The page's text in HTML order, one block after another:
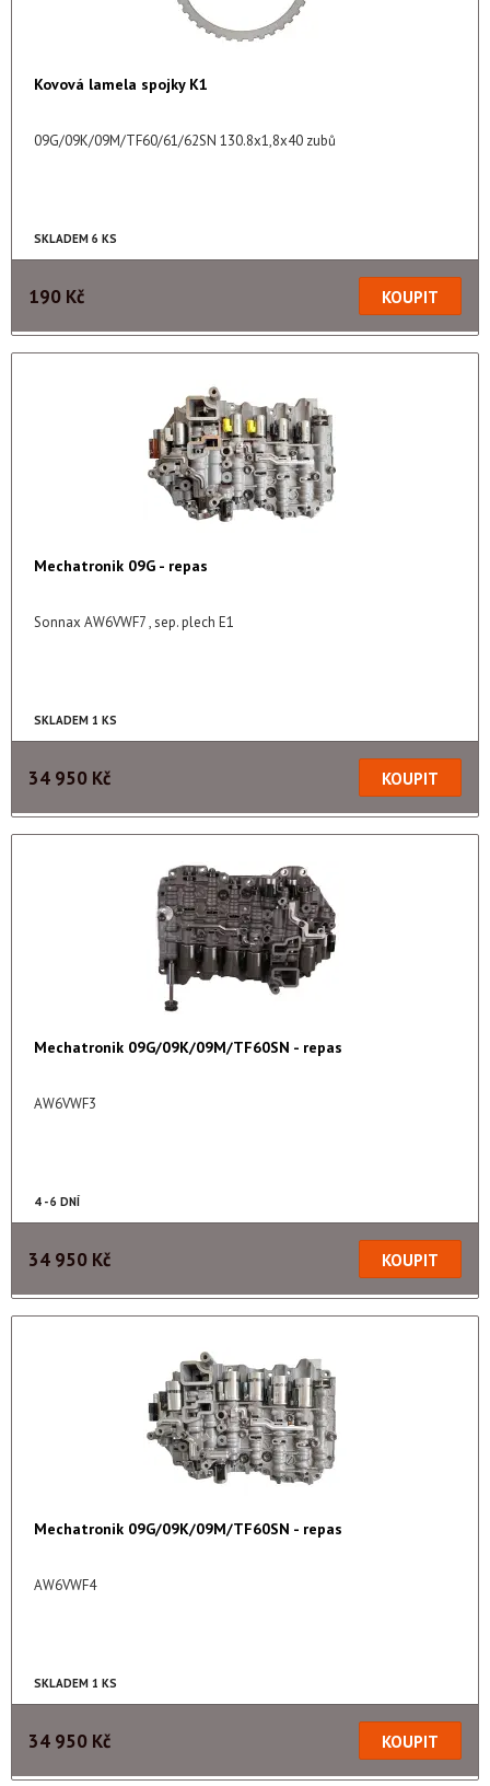
Kovová lamela spojky K1
09G/09K/09M/TF60/61/62SN 130.8x1,8x40 zubů
SKLADEM 6 KS
190 Kč
Mechatronik 09G - repas
Sonnax AW6VWF7 , sep. plech E1
SKLADEM 1 KS
34 950 Kč
Mechatronik 09G/09K/09M/TF60SN - repas
AW6VWF3
4 - 6 DNÍ
34 950 Kč
Mechatronik 09G/09K/09M/TF60SN - repas
AW6VWF4
SKLADEM 1 KS
34 950 Kč